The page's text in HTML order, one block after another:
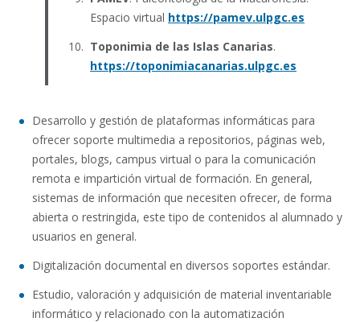
Espacio virtual https://pamev.ulpgc.es
Toponimia de las Islas Canarias.
https://toponimiacanarias.ulpgc.es
Desarrollo y gestión de plataformas informáticas para
ofrecer soporte multimedia a repositorios, páginas web,
portales, blogs, campus virtual o para la comunicación
remota e impartición virtual de formación. En general,
sistemas de información que necesiten ofrecer, de forma
abierta o restringida, este tipo de contenidos al alumnado y
usuarios en general.
Digitalización documental en diversos soportes estándar.
Estudio, valoración y adquisición de material inventariable
informático y relacionado con la automatización